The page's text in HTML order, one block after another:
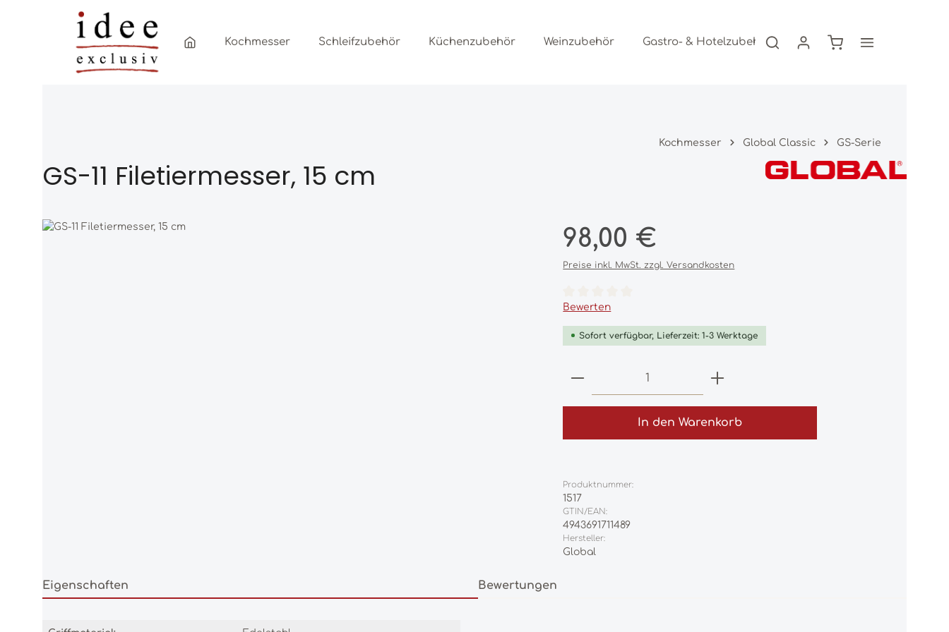
Zum Hauptinhalt springen
Zur Hauptnavigation springen
Kochmesser Schleifzubehör Küchenzubehör Weinzubehör Gastro- & Hotelzubehör Freizeitartikel
Warenkorb enthält
Kochmesser Global Classic GS-Serie
GS-11 Filetiermesser, 15 cm
Bildergalerie überspringen Regulärer Preis:
98,00 €
Preise inkl. MwSt. zzgl. Versandkosten
Durchschnittliche Bewertung von 0 von 5 Sternen
Bewerten
Sofort verfügbar, Lieferzeit: 1-3 Werktage
Produkt Anzahl: Gib den gewünschten
In den Warenkorb
Produktnummer:
1517
GTIN/EAN:
4943691711489
Hersteller:
Global
Eigenschaften Bewertungen